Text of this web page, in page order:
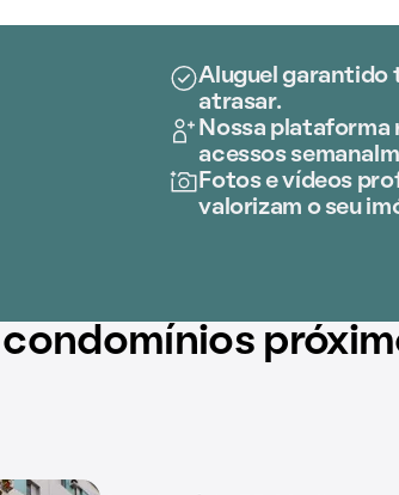
Aluguel garantido
atrasar.
Nossa plataforma
acessos
Fotos e vídeos
valorizam o seu